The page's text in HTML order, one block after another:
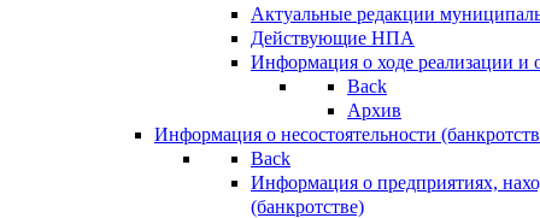
Актуальные редакции
Действующие НПА
Информация о ходе реализации
Back
Архив
Информация о несостоятельности
Back
Информация о предприятиях,
(банкротстве)